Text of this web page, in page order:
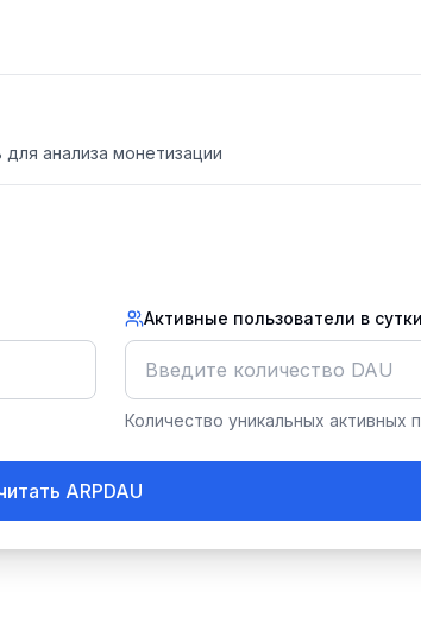
анализа монетизации
Активные пользователи в
Количество уникальных активных
ARPDAU